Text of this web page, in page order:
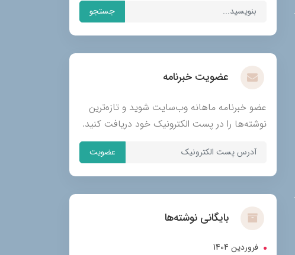
جستجو
عضویت خبرنامه
عضو خبرنامه ماهانه وب‌سایت شوید و تازه‌ترین
نوشته‌ها را در پست الکترونیک خود دریافت کنید.
عضویت
بایگانی نوشته‌ها
فروردین 1404